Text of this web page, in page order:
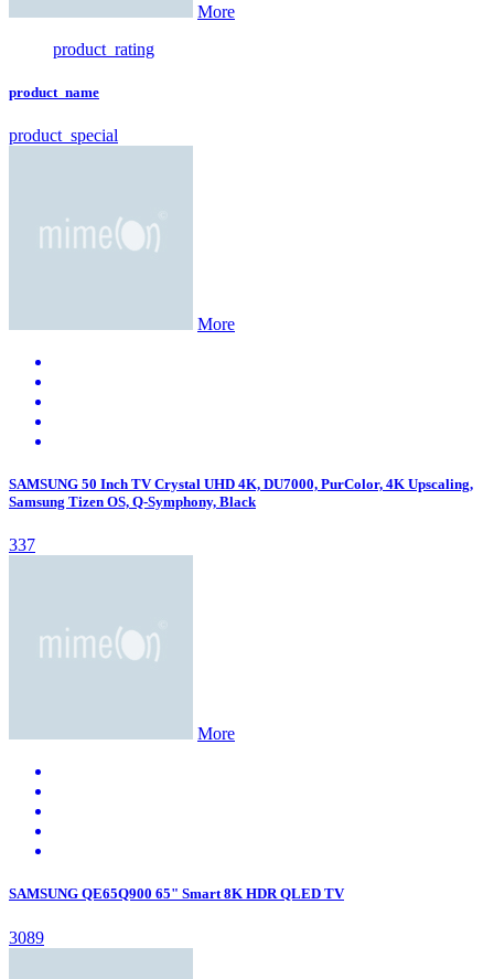
More
product_rating
product_name
product_special
More
SAMSUNG 50 Inch TV Crystal UHD 4K, DU7000, PurColor, 4K Upscaling,
Samsung Tizen OS, Q-Symphony, Black
337
More
SAMSUNG QE65Q900 65" Smart 8K HDR QLED TV
3089